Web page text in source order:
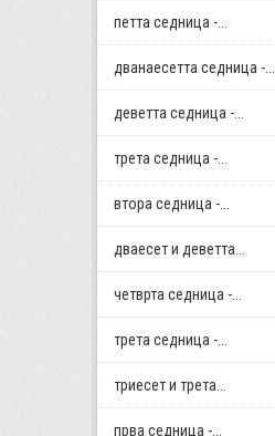
петта седница -...
дванаесетта седница -...
деветта седница -...
трета седница -...
втора седница -...
дваесет и деветта...
четврта седница -...
трета седница -...
триесет и трета...
прва седница -...